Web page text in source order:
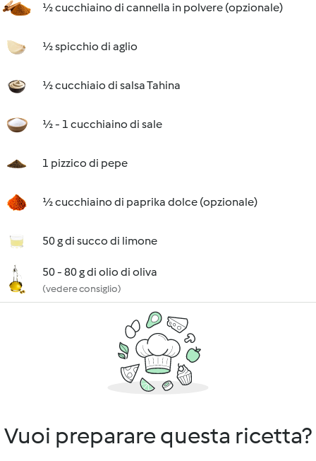
½ cucchiaino di cannella in polvere (opzionale)
½ spicchio di aglio
½ cucchiaio di salsa Tahina
½ - 1 cucchiaino di sale
1 pizzico di pepe
½ cucchiaino di paprika dolce (opzionale)
50 g di succo di limone
50 - 80 g di olio di oliva
(vedere consiglio)
Vuoi preparare questa ricetta?